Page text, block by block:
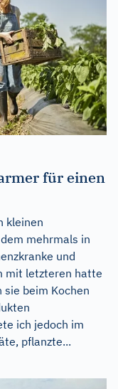
für einen
kleinen
mehrmals in
und
mit letzteren hatte
sie beim Kochen
ich jedoch im
pflanzte...